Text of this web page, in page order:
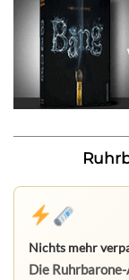
Nichts mehr
Die